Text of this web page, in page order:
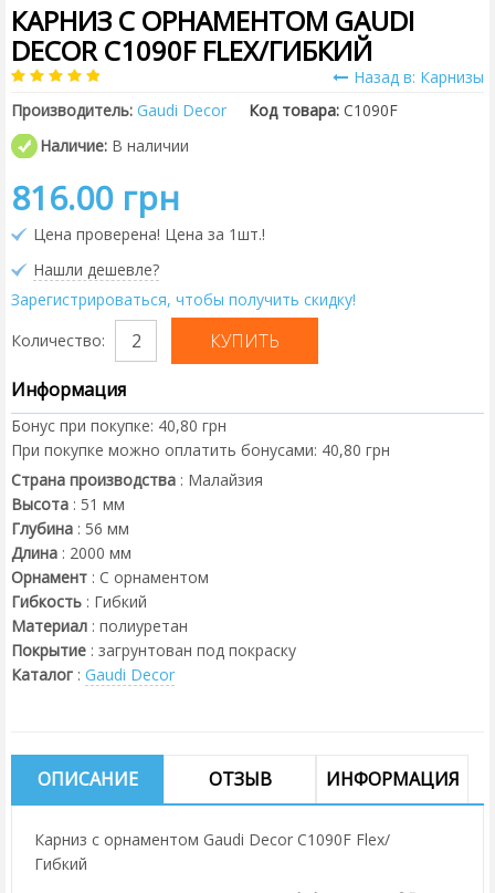
КАРНИЗ С ОРНАМЕНТОМ GAUDI
DECOR C1090F FLEX/ГИБКИЙ
Назад в: Карнизы
Производитель: Gaudi Decor Код товара: C1090F
Наличие: В наличии
816.00 грн
Цена проверена! Цена за 1шт.!
Нашли дешевле?
Зарегистрироваться, чтобы получить скидку!
Количество:
Информация
Бонус при покупке: 40,80 грн
При покупке можно оплатить бонусами: 40,80 грн
Страна производства : Малайзия
Высота : 51 мм
Глубина : 56 мм
Длина : 2000 мм
Орнамент : С орнаментом
Гибкость : Гибкий
Материал : полиуретан
Покрытие : загрунтован под покраску
Каталог : Gaudi Decor
ОПИСАНИЕ ОТЗЫВ ИНФОРМАЦИЯ
Карниз с орнаментом Gaudi Decor C1090F Flex/
Гибкий